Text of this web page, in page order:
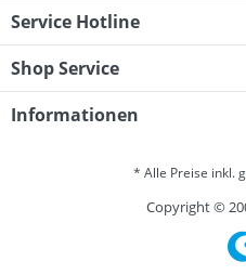
Service Hotline
Shop Service
Informationen
* Alle Preise inkl.
Copyright ©